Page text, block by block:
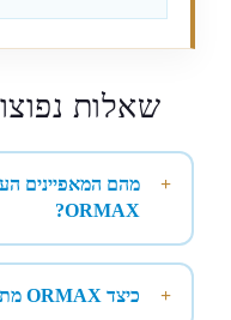
שאלות
מהם המאפיינים
ORMAX?
כיצד ORMAX מתכוננת לטיול?